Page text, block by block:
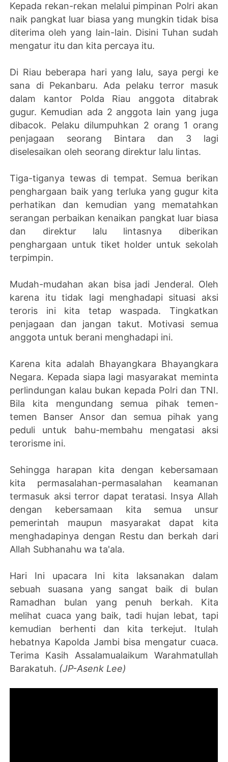
Kepada rekan-rekan melalui pimpinan Polri akan
naik pangkat luar biasa yang mungkin tidak bisa
diterima oleh yang lain-lain. Disini Tuhan sudah
mengatur itu dan kita percaya itu.
Di Riau beberapa hari yang lalu, saya pergi ke
sana di Pekanbaru. Ada pelaku terror masuk
dalam kantor Polda Riau anggota ditabrak
gugur. Kemudian ada 2 anggota lain yang juga
dibacok. Pelaku dilumpuhkan 2 orang 1 orang
penjagaan seorang Bintara dan 3 lagi
diselesaikan oleh seorang direktur lalu lintas.
Tiga-tiganya tewas di tempat. Semua berikan
penghargaan baik yang terluka yang gugur kita
perhatikan dan kemudian yang mematahkan
serangan perbaikan kenaikan pangkat luar biasa
dan direktur lalu lintasnya diberikan
penghargaan untuk tiket holder untuk sekolah
terpimpin.
Mudah-mudahan akan bisa jadi Jenderal. Oleh
karena itu tidak lagi menghadapi situasi aksi
teroris ini kita tetap waspada. Tingkatkan
penjagaan dan jangan takut. Motivasi semua
anggota untuk berani menghadapi ini.
Karena kita adalah Bhayangkara Bhayangkara
Negara. Kepada siapa lagi masyarakat meminta
perlindungan kalau bukan kepada Polri dan TNI.
Bila kita mengundang semua pihak temen-
temen Banser Ansor dan semua pihak yang
peduli untuk bahu-membahu mengatasi aksi
terorisme ini.
Sehingga harapan kita dengan kebersamaan
kita permasalahan-permasalahan keamanan
termasuk aksi terror dapat teratasi. Insya Allah
dengan kebersamaan kita semua unsur
pemerintah maupun masyarakat dapat kita
menghadapinya dengan Restu dan berkah dari
Allah Subhanahu wa ta'ala.
Hari Ini upacara Ini kita laksanakan dalam
sebuah suasana yang sangat baik di bulan
Ramadhan bulan yang penuh berkah. Kita
melihat cuaca yang baik, tadi hujan lebat, tapi
kemudian berhenti dan kita terkejut. Itulah
hebatnya Kapolda Jambi bisa mengatur cuaca.
Terima Kasih Assalamualaikum Warahmatullah
Barakatuh. (JP-Asenk Lee)